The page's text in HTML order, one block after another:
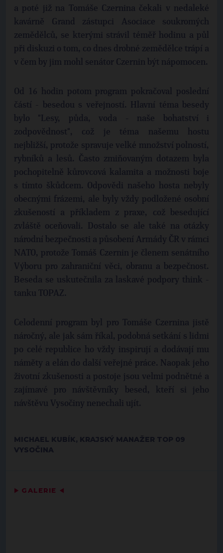
a poté již na Tomáše Czernina čekali v nedaleké
kavárně Grand zástupci Asociace soukromých
zemědělců, se kterými strávil téměř hodinu a půl
při diskuzi o tom, co dnes drobné zemědělce trápí a
v čem by jim mohl senátor Czernin být nápomocen.
Od 16 hodin potom program pokračoval poslední
částí - besedou s veřejností. Hlavní téma besedy
bylo "Lesy, půda, voda - naše bohatství i
zodpovědnost", což je téma našemu hostu
nejbližší, protože spravuje velké množství polností,
rybníků a lesů. Často zmiňovaným dotazem byla
pochopitelně kůrovcová kalamita a možnosti boje
s tímto škůdcem. Odpovědi našeho hosta nebyly
obecnými frázemi, ale byly vždy podložené osobní
zkušeností a příkladem z praxe, což besedující
zvláště oceňovali. Dostalo se ale také na otázky
národní bezpečnosti a působení Armády ČR v rámci
NATO, protože Tomáš Czernin je členem senátního
Výboru pro zahraniční věci, obranu a bezpečnost.
Beseda se uskutečnila za laskavé podpory think -
tanku TOPAZ.
Celodenní program byl pro Tomáše Czernina jistě
náročný, ale jak sám říkal, podobná setkání s lidmi
po celé republice ho vždy inspirují a dodávají mu
náměty a elán do další veřejné práce. Naopak jeho
životní zkušenosti a postoje jsou velmi podnětné a
zajímavé pro návštěvníky besed, kteří si jeho
návštěvu Vysočiny nenechali ujít.
MICHAEL KUBÍK, KRAJSKÝ MANAŽER TOP 09
VYSOČINA
▶ GALERIE ◀